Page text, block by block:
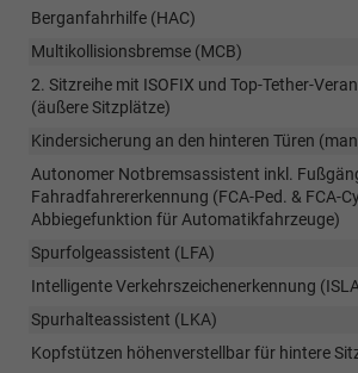
Berganfahrhilfe (HAC)
Multikollisionsbremse (MCB)
2. Sitzreihe mit ISOFIX und Top-Tether-
(äußere Sitzplätze)
Kindersicherung an den hinteren Türen
Autonomer Notbremsassistent inkl.
Fahradfahrererkennung (FCA-Ped. & FCA-
Abbiegefunktion für Automatikfahrzeuge)
Spurfolgeassistent (LFA)
Intelligente Verkehrszeichenerkennung
Spurhalteassistent (LKA)
Kopfstützen höhenverstellbar für hintere